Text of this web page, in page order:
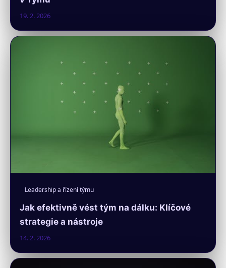
19. 2. 2026
Leadership a řízení týmu
Jak efektivně vést tým na dálku: Klíčové
strategie a nástroje
14. 2. 2026